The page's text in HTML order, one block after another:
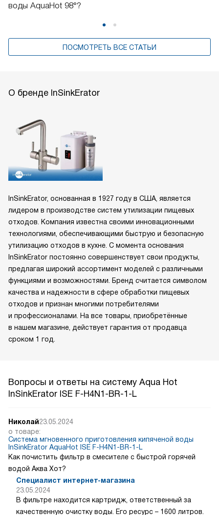
воды AquaHot 98°?
ПОСМОТРЕТЬ ВСЕ СТАТЬИ
О бренде InSinkErator
InSinkErator, основанная в 1927 году в США, является
лидером в производстве систем утилизации пищевых
отходов. Компания известна своими инновационными
технологиями, обеспечивающими быструю и безопасную
утилизацию отходов в кухне. С момента основания
InSinkErator постоянно совершенствует свои продукты,
предлагая широкий ассортимент моделей с различными
функциями и возможностями. Бренд считается символом
качества и надежности в сфере обработки пищевых
отходов и признан многими потребителями
и профессионалами. На все товары, приобретённые
в нашем магазине, действует гарантия от продавца
сроком 1 год.
Вопросы и ответы на систему Aqua Hot
InSinkErator ISE F-H4N1-BR-1-L
Николай23.05.2024
о товаре:
Система мгновенного приготовления кипяченой воды
InSinkErator AquaHot ISE F-H4N1-BR-1-L
Как почистить фильтр в смесителе с быстрой горячей
водой Аква Хот?
Специалист интернет-магазина
23.05.2024
В фильтре находится картридж, ответственный за
качественную очистку воды. Его ресурс – 1600 литров.